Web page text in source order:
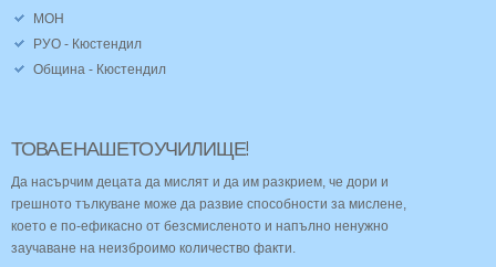
МОН
РУО - Кюстендил
Община - Кюстендил
ТОВАЕНАШЕТОУЧИЛИЩЕ!
Да насърчим децата да мислят и да им разкрием, че дори и
грешното тълкуване може да развие способности за мислене,
което е по-ефикасно от безсмисленото и напълно ненужно
заучаване на неизброимо количество факти.